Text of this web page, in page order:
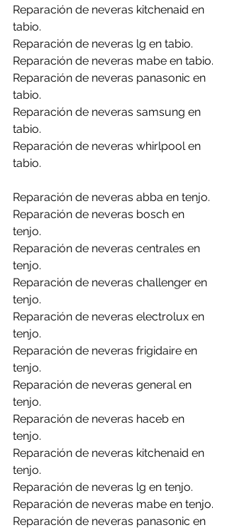
Reparación de neveras kitchenaid en
tabio.
Reparación de neveras lg en tabio.
Reparación de neveras mabe en tabio.
Reparación de neveras panasonic en
tabio.
Reparación de neveras samsung en
tabio.
Reparación de neveras whirlpool en
tabio.
Reparación de neveras abba en tenjo.
Reparación de neveras bosch en
tenjo.
Reparación de neveras centrales en
tenjo.
Reparación de neveras challenger en
tenjo.
Reparación de neveras electrolux en
tenjo.
Reparación de neveras frigidaire en
tenjo.
Reparación de neveras general en
tenjo.
Reparación de neveras haceb en
tenjo.
Reparación de neveras kitchenaid en
tenjo.
Reparación de neveras lg en tenjo.
Reparación de neveras mabe en tenjo.
Reparación de neveras panasonic en